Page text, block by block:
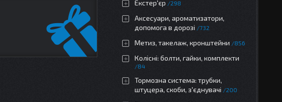
Екстер'єр 298
Аксесуари, ароматизатори,
допомога в дорозі
732
Метиз, такелаж, кронштейни 856
Колісні: болти, гайки, комплекти
84
Тормозна система: трубки,
штуцера, скоби, з'єднувачі
200